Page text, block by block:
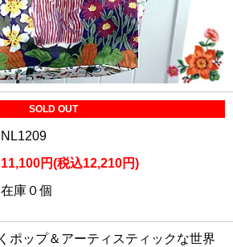
SOLD OUT
NL1209
11,100円(税込12,210円)
在庫０個
ポップ＆アーティスティックな世界